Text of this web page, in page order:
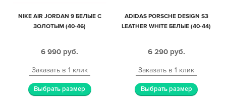
NIKE AIR JORDAN 9 БЕЛЫЕ С
ЗОЛОТЫМ (40-46)
6 990 руб.
Заказать в 1 клик
Выбрать размер
ADIDAS PORSCHE DESIGN S3
LEATHER WHITE БЕЛЫЕ (40-44)
6 290 руб.
Заказать в 1 клик
Выбрать размер